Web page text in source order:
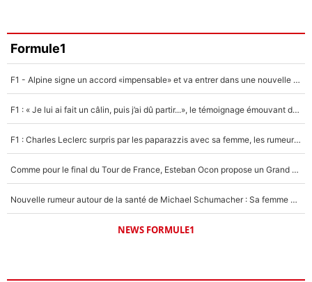
Faris Moumbagna
5%
Un autre joueur
5%
Formule1
F1 - Alpine signe un accord «impensable» et va entrer dans une nouvelle dimension : Grande nouvelle pour Pierre Gasly !
F1 : « Je lui ai fait un câlin, puis j’ai dû partir...», le témoignage émouvant de Max Verstappen sur sa fille
F1 : Charles Leclerc surpris par les paparazzis avec sa femme, les rumeurs étaient vraies !
Comme pour le final du Tour de France, Esteban Ocon propose un Grand Prix de Formule 1 à Paris : «Autour de l’Arc de Triomphe, ce serait génial» !
Nouvelle rumeur autour de la santé de Michael Schumacher : Sa femme Corinna sort du silence
NEWS FORMULE1